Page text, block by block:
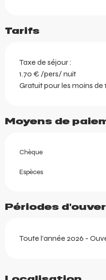
Tarifs
Taxe de séjour :
1.70 € /pers/ nuit
Gratuit pour les moins de
Moyens de
Chèque
Espèces
Périodes
Toute l'année 2026 -